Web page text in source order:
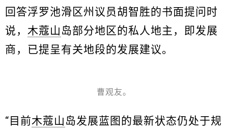
回答浮罗池滑区州议员胡智胜的书面提问时
说， 木蔻山 岛部分地区的私人地主，即发展
商，已提呈有关地段的发展建议。
曹观友。
“目前木蔻山 岛发展蓝图的最新状态仍处于规